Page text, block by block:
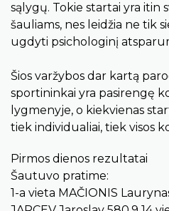
sąlygų. Tokie startai yra itin
šauliams, nes leidžia ne tik
ugdyti psichologinį
Šios varžybos dar kartą
sportininkai yra pasirengę
lygmenyje, o kiekvienas
tiek individualiai, tiek visos
Pirmos dienos rezultatai
Šautuvo pratime:
1-a vieta MAČIONIS